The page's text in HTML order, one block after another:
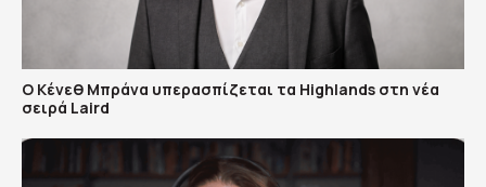
Ο Κένεθ Μπράνα υπερασπίζεται τα Highlands στη νέα
σειρά Laird